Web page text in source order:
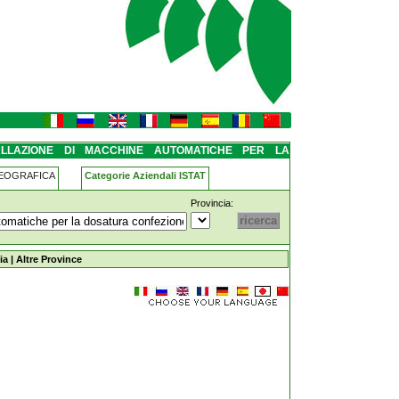
per-la-dosatura-
DI MACCHINE AUTOMATICHE PER LA
BRISIGHELLA
Categorie Aziendali ISTAT
Provincia:
per-la-dosatura-confezione-e-
| Altre Province